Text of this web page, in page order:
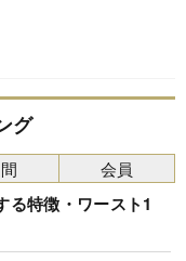
グ
る特徴・ワースト1
会員